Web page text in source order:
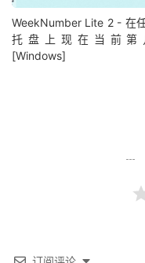
WeekNumber Lite 2 - 在
托盘上现在当前第
[Windows]